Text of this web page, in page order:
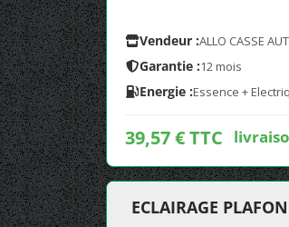
Vendeur :ALLO CASSE
Garantie :12 mois
Energie :Essence +
39,57 € TTC
ECLAIRAGE